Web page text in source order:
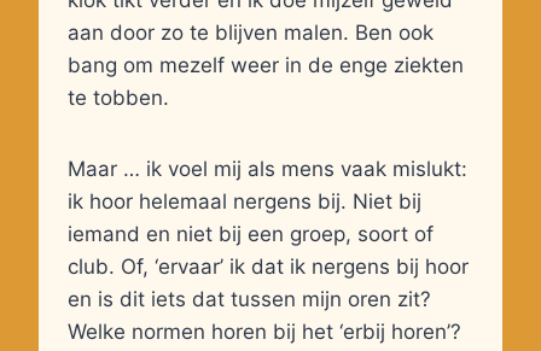
aan door zo te blijven malen. Ben ook
bang om mezelf weer in de enge ziekten
te tobben.
Maar … ik voel mij als mens vaak mislukt:
ik hoor helemaal nergens bij. Niet bij
iemand en niet bij een groep, soort of
club. Of, ‘ervaar’ ik dat ik nergens bij hoor
en is dit iets dat tussen mijn oren zit?
Welke normen horen bij het ‘erbij horen’?